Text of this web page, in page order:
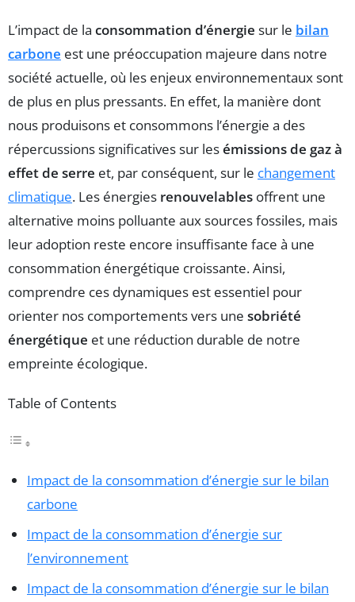
L’impact de la consommation d’énergie sur le bilan
carbone est une préoccupation majeure dans notre
société actuelle, où les enjeux environnementaux sont
de plus en plus pressants. En effet, la manière dont
nous produisons et consommons l’énergie a des
répercussions significatives sur lesémissions de gaz à
effet de serre et, par conséquent, sur le changement
climatique. Les énergies renouvelables offrent une
alternative moins polluante aux sources fossiles, mais
leur adoption reste encore insuffisante face à une
consommation énergétique croissante. Ainsi,
comprendre ces dynamiques est essentiel pour
orienter nos comportements vers une sobriété
énergétique et une réduction durable de notre
empreinte écologique.
Table of Contents
Impact de la consommation d’énergie sur le bilan
carbone
Impact de la consommation d’énergie sur
l’environnement
Impact de la consommation d’énergie sur le bilan